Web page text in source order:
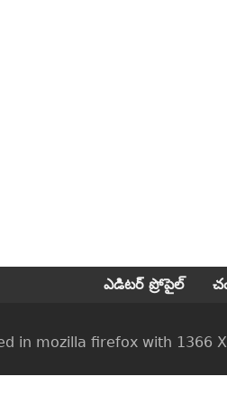
ఎడిటర్ ప్రోపైల్
firefox with